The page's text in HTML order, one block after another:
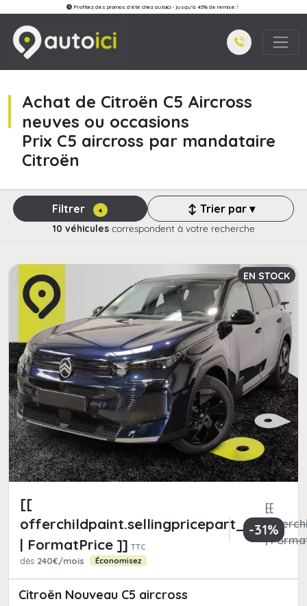
Profitez des promos d'été chez autoici - jusqu'à 45% de remise !
Achat de Citroën C5 Aircross
neuves ou occasions
Prix C5 aircross par mandataire
Citroën
Filtrer 4 ↕ Trier par ▾
10 véhiculescorrespondent à votre recherche
EN STOCK
[[
offerchildpaint.sellingpricepart_ttc
| FormatPrice ]] TTC
[[
|
dès 240€/mois Économisez
-31%
Citroën Nouveau C5 aircross